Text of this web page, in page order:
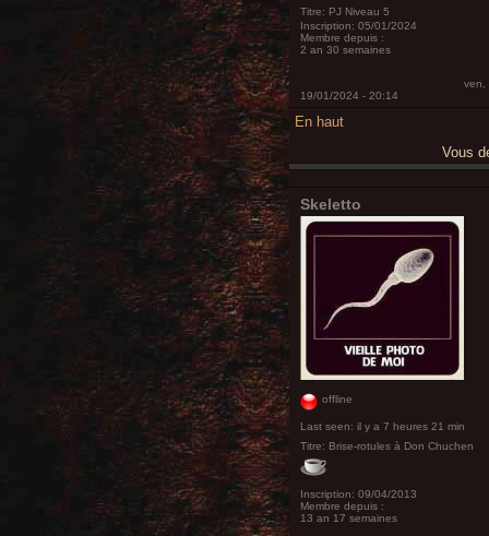
Titre: PJ Niveau 5
Inscription: 05/01/2024
Membre depuis :
2 an 30 semaines
ven,
19/01/2024 - 20:14
En haut
Vous
Skeletto
offline
Last seen: il y a 7 heures 21 min
Titre: Brise-rotules à Don Chuchen
Inscription: 09/04/2013
Membre depuis :
13 an 17 semaines